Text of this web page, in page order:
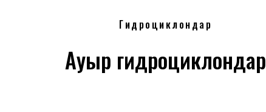
Гидроциклондар
Ауыр гидроциклондар